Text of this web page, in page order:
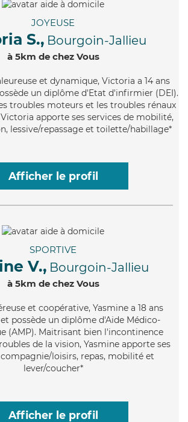
JOYEUSE
S., Bourgoin-Jallieu
à 5km de chez Vous
et dynamique, Victoria a 14 ans
un diplôme d'Etat d'infirmier (DEI).
troubles moteurs et les troubles rénaux
apporte ses services de mobilité,
lessive/repassage et toilette/habillage*
Afficher le profil
SPORTIVE
V., Bourgoin-Jallieu
à 5km de chez Vous
et coopérative, Yasmine a 18 ans
possède un diplôme d'Aide Médico-
(AMP). Maitrisant bien l'incontinence
de la vision, Yasmine apporte ses
loisirs, repas, mobilité et
lever/coucher*
Afficher le profil